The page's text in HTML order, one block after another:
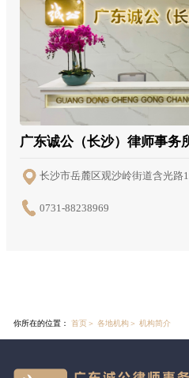
广东诚公（长沙）律师事务
长沙市岳麓区观沙岭街道含光路
0731-88238969
你所在的位置： 首页＞ 各地机构＞ 机构简介